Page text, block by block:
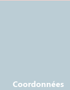
Coordonnées